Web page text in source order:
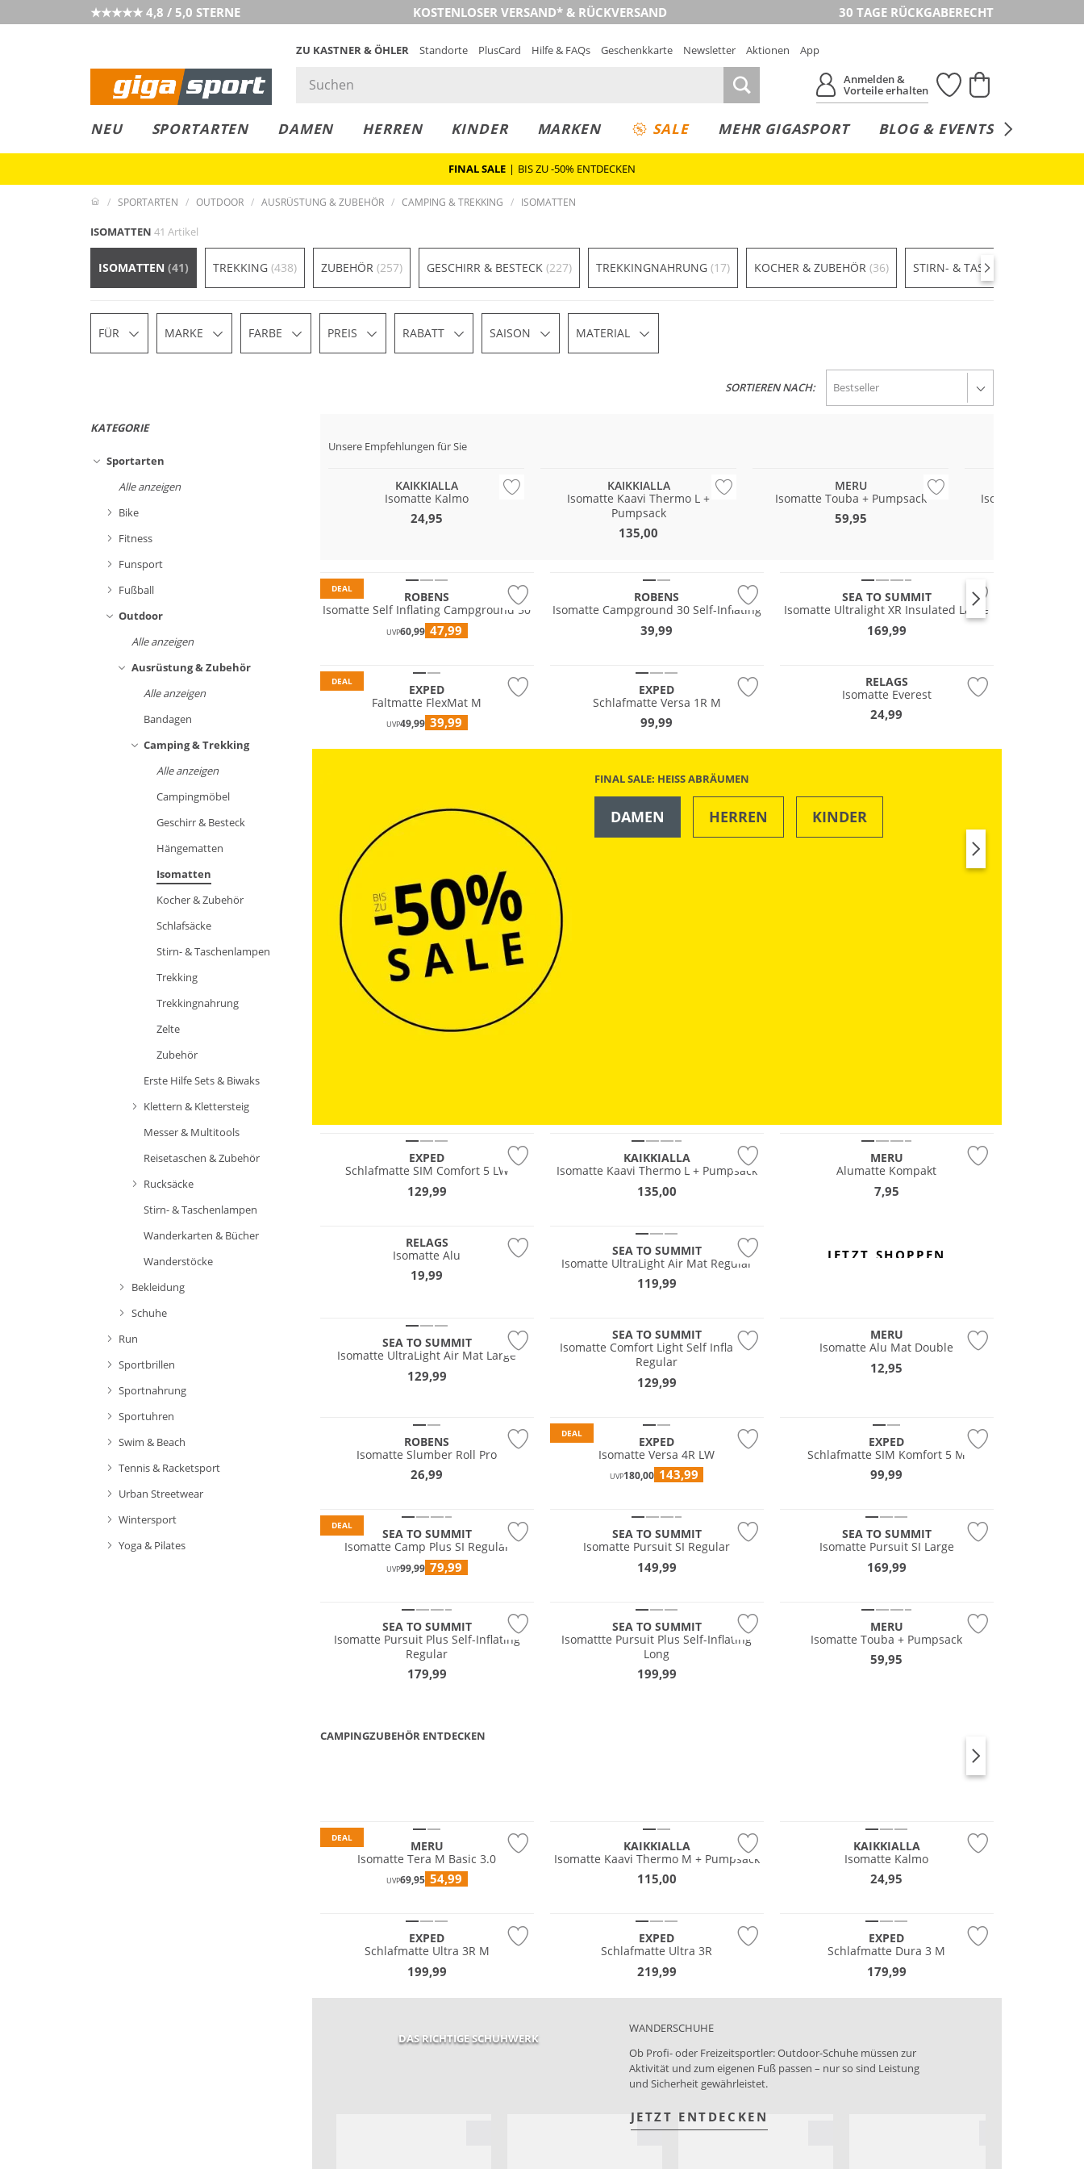
★★★★★ 4,8 / 5,0 STERNE KOSTENLOSER VERSAND* & RÜCKVERSAND 30 TAGE RÜCKGABERECHT
ZU KASTNER & ÖHLER Standorte PlusCard Hilfe & FAQs Geschenkkarte Newsletter Aktionen
App
Anmelden &
Vorteile erhalten
NEU SPORTARTEN DAMEN HERREN KINDER MARKEN SALE MEHR GIGASPORT BLOG & EVENTS
LEASING
COLLECT
RESERVE
FINAL SALE | BIS ZU -50% ENTDECKEN
SPORTARTEN OUTDOOR AUSRÜSTUNG & ZUBEHÖR CAMPING & TREKKING ISOMATTEN
ISOMATTEN 41 Artikel
ISOMATTEN (41) TREKKING (438) ZUBEHÖR (257) GESCHIRR & BESTECK (227) TREKKINGNAHRUNG (17) KOCHER & ZUBEHÖR (36) STIRN- & TASCHENLAMPEN
FÜR MARKE FARBE PREIS RABATT SAISON MATERIAL
SORTIEREN NACH:
KATEGORIE
Sportarten
Alle anzeigen
Bike
Fitness
Funsport
Fußball
Outdoor
Alle anzeigen
Ausrüstung & Zubehör
Alle anzeigen
Bandagen
Camping & Trekking
Alle anzeigen
Campingmöbel
Geschirr & Besteck
Hängematten
Isomatten
Kocher & Zubehör
Schlafsäcke
Stirn- & Taschenlampen
Trekking
Trekkingnahrung
Zelte
Zubehör
Erste Hilfe Sets & Biwaks
Klettern & Klettersteig
Messer & Multitools
Reisetaschen & Zubehör
Rucksäcke
Stirn- & Taschenlampen
Wanderkarten & Bücher
Wanderstöcke
Bekleidung
Schuhe
Run
Sportbrillen
Sportnahrung
Sportuhren
Swim & Beach
Tennis & Racketsport
Urban Streetwear
Wintersport
Yoga & Pilates
Unsere Empfehlungen für Sie
KAIKKIALLA
Isomatte Kalmo
24,95
KAIKKIALLA
Isomatte Kaavi Thermo L +
Pumpsack
135,00
MERU
Isomatte Touba + Pumpsack
59,95
Isomatte
DEAL
ROBENS
Isomatte Self Inflating Campground 50
UVP60,99 47,99
ROBENS
Isomatte Campground 30 Self-Inflating
39,99
SEA TO SUMMIT
Isomatte Ultralight XR Insulated Large
169,99
DEAL
EXPED
Faltmatte FlexMat M
UVP49,99 39,99
EXPED
Schlafmatte Versa 1R M
99,99
RELAGS
Isomatte Everest
24,99
FINAL SALE: HEISS ABRÄUMEN
DAMEN HERREN KINDER
EXPED
Schlafmatte SIM Comfort 5 LW
129,99
KAIKKIALLA
Isomatte Kaavi Thermo L + Pumpsack
135,00
MERU
Alumatte Kompakt
7,95
RELAGS
Isomatte Alu
19,99
SEA TO SUMMIT
Isomatte UltraLight Air Mat Regular
119,99
JETZT SHOPPEN
SEA TO SUMMIT
Isomatte UltraLight Air Mat Large
129,99
SEA TO SUMMIT
Isomatte Comfort Light Self Inflating
Regular
129,99
MERU
Isomatte Alu Mat Double
12,95
ROBENS
Isomatte Slumber Roll Pro
26,99
DEAL
EXPED
Isomatte Versa 4R LW
UVP180,00 143,99
EXPED
Schlafmatte SIM Komfort 5 M
99,99
DEAL
SEA TO SUMMIT
Isomatte Camp Plus SI Regular
UVP99,99 79,99
SEA TO SUMMIT
Isomatte Pursuit SI Regular
149,99
SEA TO SUMMIT
Isomatte Pursuit SI Large
169,99
SEA TO SUMMIT
Isomatte Pursuit Plus Self-Inflating
Regular
179,99
SEA TO SUMMIT
Isomattte Pursuit Plus Self-Inflating
Long
199,99
MERU
Isomatte Touba + Pumpsack
59,95
CAMPING­ZUBEHÖR ENTDECKEN
KOCHER & ZUBEHÖR
DEAL
MERU
Isomatte Tera M Basic 3.0
UVP69,95 54,99
KAIKKIALLA
Isomatte Kaavi Thermo M + Pumpsack
115,00
KAIKKIALLA
Isomatte Kalmo
24,95
EXPED
Schlafmatte Ultra 3R M
199,99
EXPED
Schlafmatte Ultra 3R
219,99
EXPED
Schlafmatte Dura 3 M
179,99
DAS RICHTIGE SCHUHWERK
WANDERSCHUHE
Ob Profi- oder Freizeitsportler: Outdoor-Schuhe müssen zur
Aktivität und zum eigenen Fuß passen – nur so sind Leistung
und Sicherheit gewährleistet.
JETZT ENTDECKEN